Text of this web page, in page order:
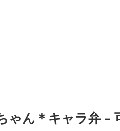
ゃん＊キャラ弁 –